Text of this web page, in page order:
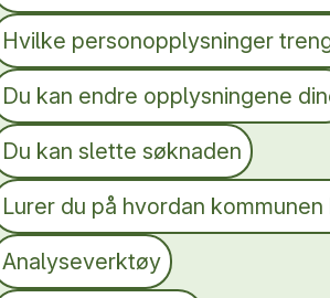
Hvilke personopplysninger
Du kan endre opplysningene
Du kan slette søknaden
Lurer du på hvordan
Analyseverktøy